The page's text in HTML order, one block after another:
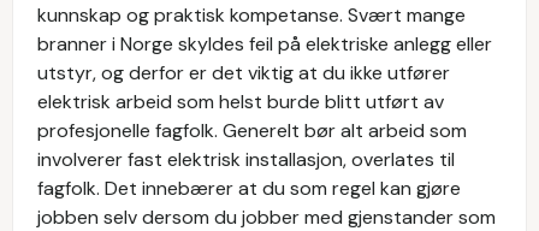
kunnskap og praktisk kompetanse. Svært mange
branner i Norge skyldes feil på elektriske anlegg eller
utstyr, og derfor er det viktig at du ikke utfører
elektrisk arbeid som helst burde blitt utført av
profesjonelle fagfolk. Generelt bør alt arbeid som
involverer fast elektrisk installasjon, overlates til
fagfolk. Det innebærer at du som regel kan gjøre
jobben selv dersom du jobber med gjenstander som